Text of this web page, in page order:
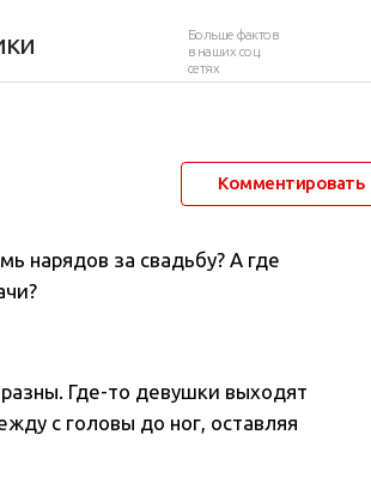
Больше фактов
в наших соц.
сетях
Комментировать
нарядов за свадьбу? А где
Где-то девушки выходят
с головы до ног, оставляя